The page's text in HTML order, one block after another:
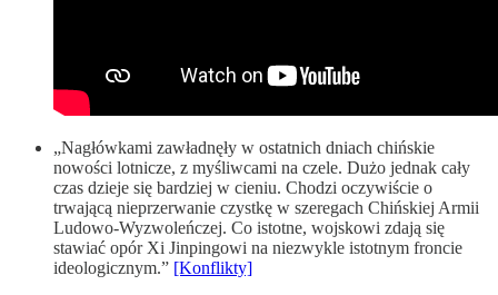
„Nagłówkami zawładnęły w ostatnich dniach chińskie
nowości lotnicze, z myśliwcami na czele. Dużo jednak cały
czas dzieje się bardziej w cieniu. Chodzi oczywiście o
trwającą nieprzerwanie czystkę w szeregach Chińskiej Armii
Ludowo-Wyzwoleńczej. Co istotne, wojskowi zdają się
stawiać opór Xi Jinpingowi na niezwykle istotnym froncie
ideologicznym.” [Konflikty]